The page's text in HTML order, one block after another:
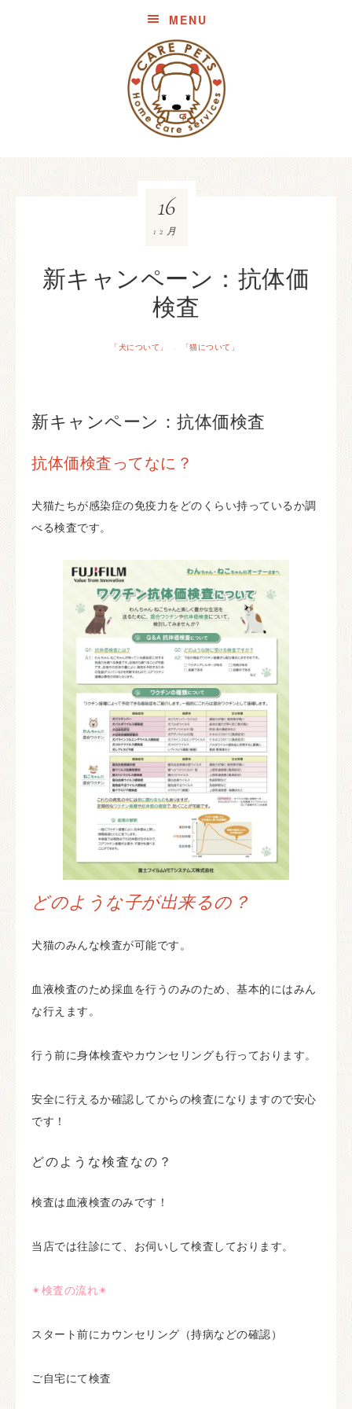
MENU
新キャンペーン：抗体価
検査
「犬について」 · 「猫について」
16
12月
新キャンペーン：抗体価検査
抗体価検査ってなに？
犬猫たちが感染症の免疫力をどのくらい持っているか調
べる検査です。
どのような子が出来るの？
犬猫のみんな検査が可能です。
血液検査のため採血を行うのみのため、基本的にはみん
な行えます。
行う前に身体検査やカウンセリングも行っております。
安全に行えるか確認してからの検査になりますので安心
です！
どのような検査なの？
検査は血液検査のみです！
当店では往診にて、お伺いして検査しております。
✴︎検査の流れ✴︎
スタート前にカウンセリング（持病などの確認）
ご自宅にて検査